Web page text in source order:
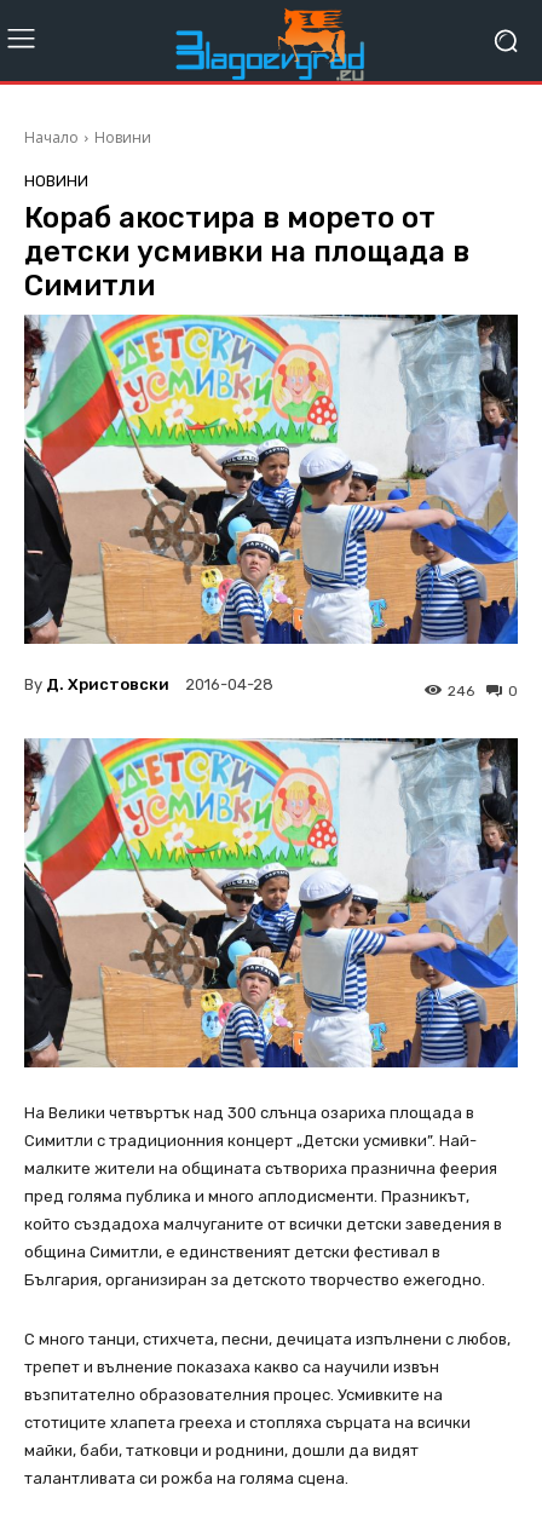
Начало Новини
НОВИНИ
Кораб акостира в морето от
детски усмивки на площада в
Симитли
By Д. Христовски 2016-04-28 0
246
На Велики четвъртък над 300 слънца озариха площада в
Симитли с традиционния концерт „Детски усмивки”. Най-
малките жители на общината сътвориха празнична феерия
пред голяма публика и много аплодисменти. Празникът,
който създадоха малчуганите от всички детски заведения в
община Симитли, е единственият детски фестивал в
България, организиран за детското творчество ежегодно.
С много танци, стихчета, песни, дечицата изпълнени с любов,
трепет и вълнение показаха какво са научили извън
възпитателно образователния процес. Усмивките на
стотиците хлапета грееха и стопляха сърцата на всички
майки, баби, татковци и роднини, дошли да видят
талантливата си рожба на голяма сцена.